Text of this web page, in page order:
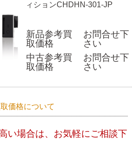
ィションCHDHN-301-JP
新品参考買
取価格
お問合せ下
さい
中古参考買
取価格
お問合せ下
さい
価格について
い場合は、お気軽にご相談下